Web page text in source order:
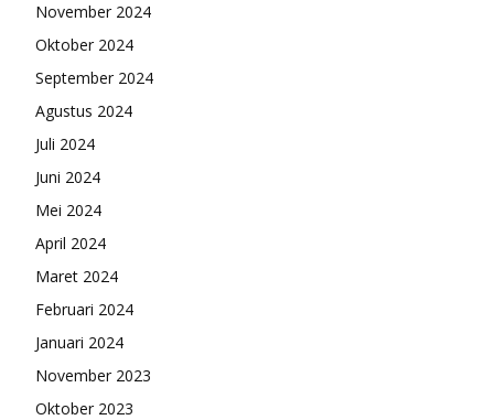
November 2024
Oktober 2024
September 2024
Agustus 2024
Juli 2024
Juni 2024
Mei 2024
April 2024
Maret 2024
Februari 2024
Januari 2024
November 2023
Oktober 2023